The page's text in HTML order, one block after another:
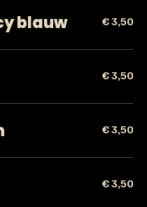
blauw € 3,50
€ 3,50
€ 3,50
€ 3,50